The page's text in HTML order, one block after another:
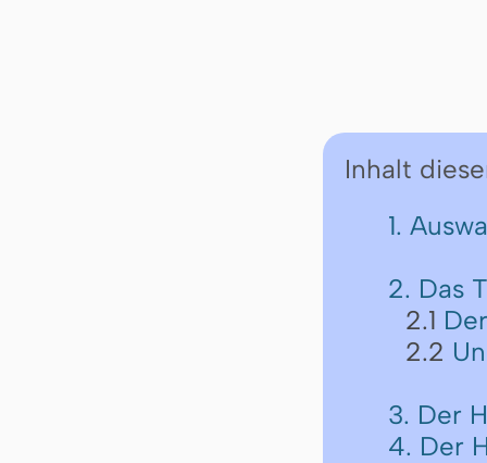
Inhalt
1.
2. Das
2.1
2.2
3. Der
4. Der